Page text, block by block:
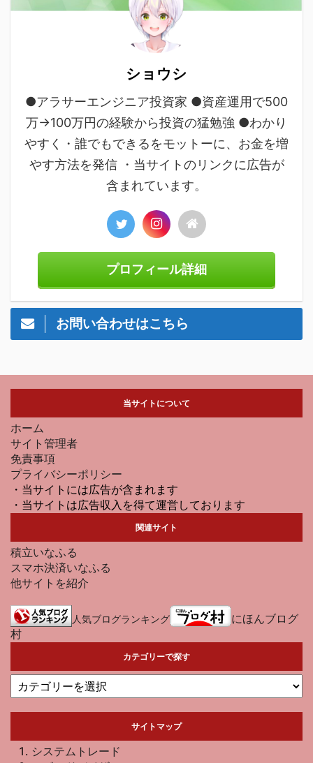
ショウシ
●アラサーエンジニア投資家 ●資産運用で500
万→100万円の経験から投資の猛勉強 ●わかり
やすく・誰でもできるをモットーに、お金を増
やす方法を発信 ・当サイトのリンクに広告が
含まれています。
プロフィール詳細
お問い合わせはこちら
当サイトについて
ホーム
サイト管理者
免責事項
プライバシーポリシー
・当サイトには広告が含まれます
・当サイトは広告収入を得て運営しております
関連サイト
積立いなふる
スマホ決済いなふる
他サイトを紹介
人気ブログランキング
にほんブログ
村
カテゴリーで探す
サイトマップ
システムトレード